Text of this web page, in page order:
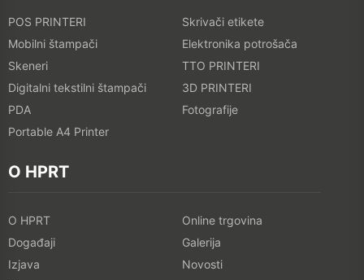
POS PRINTERI
Skrivači etikete
Mobilni štampači
Elektronika potrošača
Skeneri
TTO PRINTERI
Digitalni tekstilni štampači
3D PRINTERI
PDA
Fotografije
Portable A4 Printer
O HPRT
O HPRT
Online trgovina
Događaji
Galerija
Izjava
Novosti